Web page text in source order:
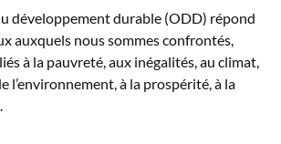
développement durable (ODD) répond
auxquels nous sommes confrontés,
à la pauvreté, aux inégalités, au climat,
l’environnement, à la prospérité, à la